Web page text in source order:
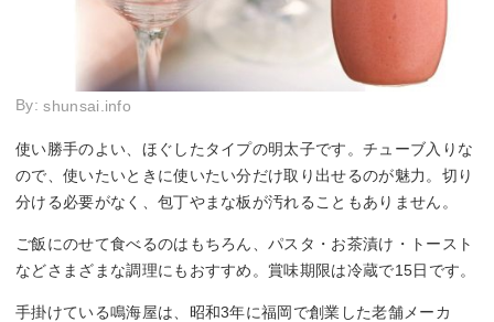
By:shunsai.info
使い勝手のよい、ほぐしたタイプの明太子です。チューブ入りな
ので、使いたいときに使いたい分だけ取り出せるのが魅力。切り
分ける必要がなく、包丁やまな板が汚れることもありません。
ご飯にのせて食べるのはもちろん、パスタ・お茶漬け・トースト
などさまざまな調理にもおすすめ。賞味期限は冷蔵で15日です。
手掛けている鳴海屋は、昭和3年に福岡で創業した老舗メーカ